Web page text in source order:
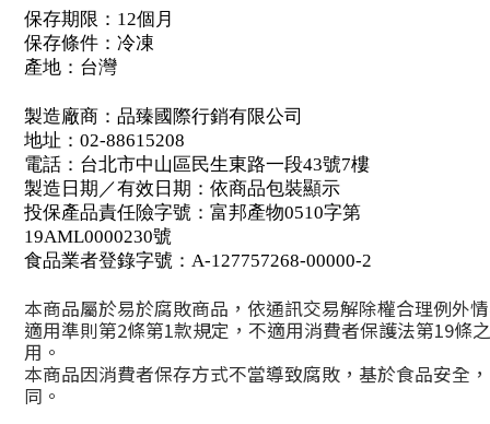
保存期限：12個月
保存條件：冷凍
產地：台灣
製造廠商：品臻國際行銷有限公司
地址：02-88615208
電話：台北市中山區民生東路一段43號7樓
製造日期／有效日期：依商品包裝顯示
投保產品責任險字號：富邦產物0510字第
19AML0000230號
食品業者登錄字號：A-127757268-00000-2
本商品屬於易於腐敗商品，依通訊交易解除權合理例外
適用準則第2條第1款規定，不適用消費者保護法第19條
用。
本商品因消費者保存方式不當導致腐敗，基於食品安全
同。